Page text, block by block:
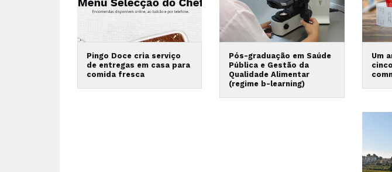
Pingo Doce cria serviço
de entregas em casa para
comida fresca
Pós-graduação em Saúde
Pública e Gestão da
Qualidade Alimentar
(regime b-learning)
Um